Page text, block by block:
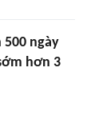
500 ngày
hơn 3